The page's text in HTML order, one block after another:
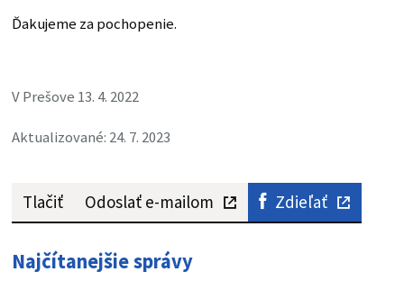
Ďakujeme za pochopenie.
V Prešove 13. 4. 2022
Aktualizované: 24. 7. 2023
Tlačiť Odoslať e-mailom Zdieľať
Najčítanejšie správy